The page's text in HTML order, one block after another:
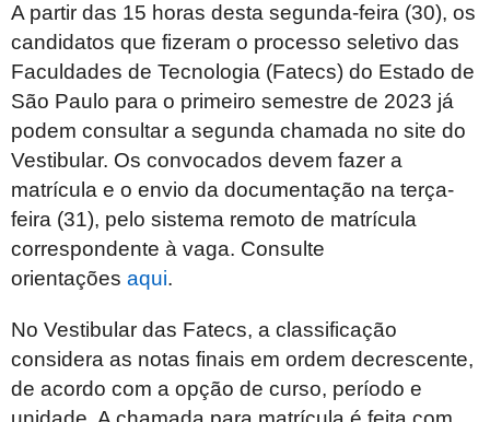
A partir das 15 horas desta segunda-feira (30), os
candidatos que fizeram o processo seletivo das
Faculdades de Tecnologia (Fatecs) do Estado de
São Paulo para o primeiro semestre de 2023 já
podem consultar a segunda chamada no site do
Vestibular. Os convocados devem fazer a
matrícula e o envio da documentação na terça-
feira (31), pelo sistema remoto de matrícula
correspondente à vaga. Consulte
orientações aqui.
No Vestibular das Fatecs, a classificação
considera as notas finais em ordem decrescente,
de acordo com a opção de curso, período e